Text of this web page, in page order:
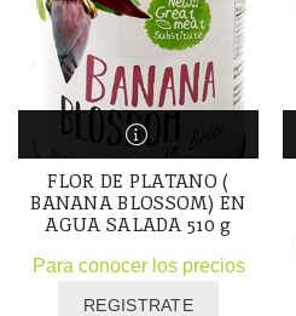
FLOR DE PLATANO (
BANANA BLOSSOM) EN
AGUA SALADA 510 g
Para conocer los precios
REGISTRATE